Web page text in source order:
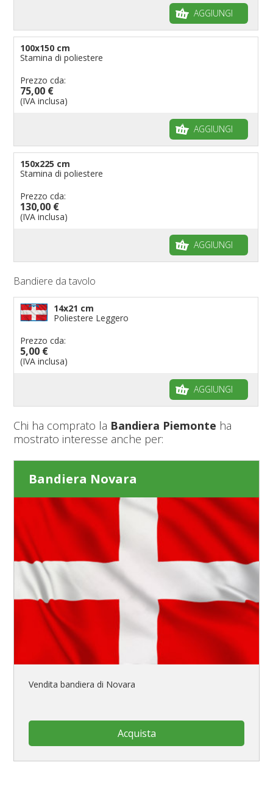
AGGIUNGI
100x150 cm
Stamina di poliestere
Prezzo cda:
75,00 €
(IVA inclusa)
AGGIUNGI
150x225 cm
Stamina di poliestere
Prezzo cda:
130,00 €
(IVA inclusa)
AGGIUNGI
Bandiere da tavolo
14x21 cm
Poliestere Leggero
Prezzo cda:
5,00 €
(IVA inclusa)
AGGIUNGI
Chi ha comprato la Bandiera Piemonte ha
mostrato interesse anche per:
Bandiera Novara
Vendita bandiera di Novara
Acquista